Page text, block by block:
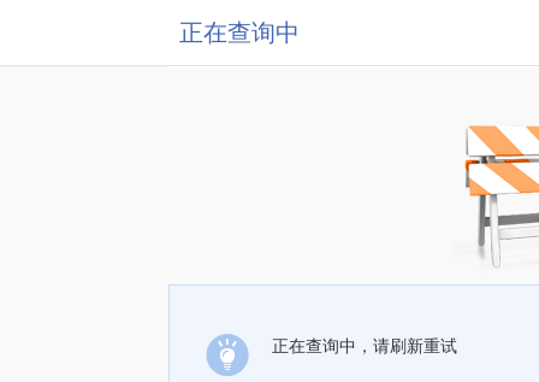
正在查询中
正在查询中，请刷新重试